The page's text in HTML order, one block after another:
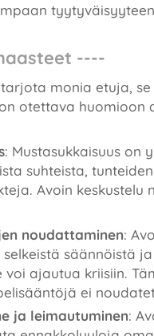
----
monia etuja, se
otettava huomioon
: Mustasukkaisuus on
suhteista,
Avoin
noudattaminen:
selkeistä säännöistä
voi ajautua kriisiin.
ei
ja leimautuminen: